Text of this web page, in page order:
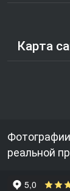
Карта
реальной